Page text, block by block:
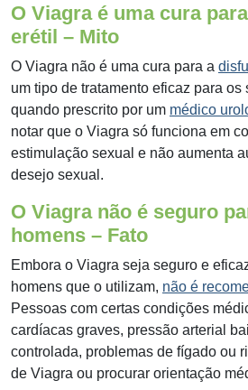
O Viagra é uma cura
erétil – Mito
O Viagra não é uma cura para a
um tipo de tratamento eficaz para
quando prescrito por um médico
notar que o Viagra só funciona em
estimulação sexual e não aumenta
desejo sexual.
O Viagra não é seguro
homens – Fato
Embora o Viagra seja seguro e
homens que o utilizam, não é
Pessoas com certas condições
cardíacas graves, pressão arterial
controlada, problemas de fígado ou
de Viagra ou procurar orientação